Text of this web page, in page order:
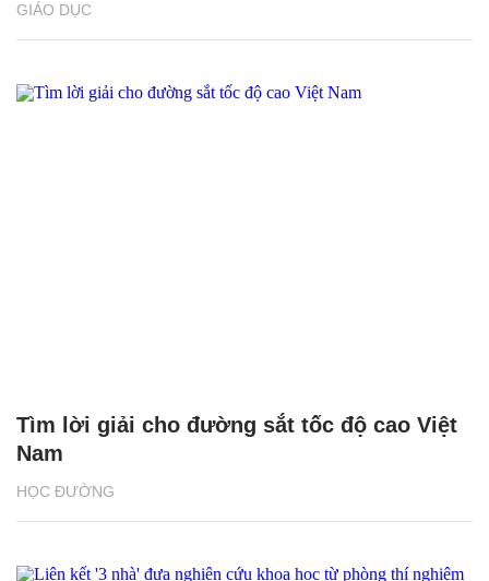
GIÁO DỤC
HỌC ĐƯỜNG
Tìm lời giải cho đường sắt tốc độ cao Việt
Nam